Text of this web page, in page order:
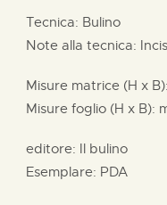
Tecnica: Bulino
Note alla tecnica:
Misure matrice (H x B):
Misure foglio (H x B):
editore: Il bulino
Esemplare: PDA